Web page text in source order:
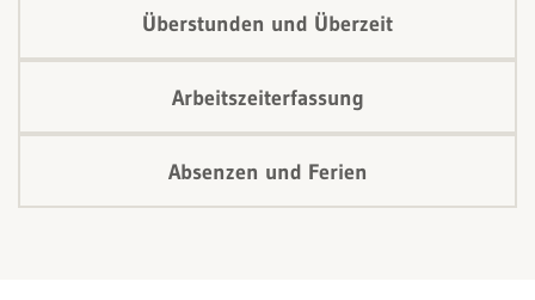
Überstunden und Überzeit
Arbeitszeiterfassung
Absenzen und Ferien